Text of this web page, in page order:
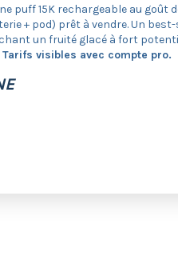
puff 15K rechargeable au goût
+ pod) prêt à vendre. Un
un fruité glacé à fort
Tarifs visibles avec compte pro.